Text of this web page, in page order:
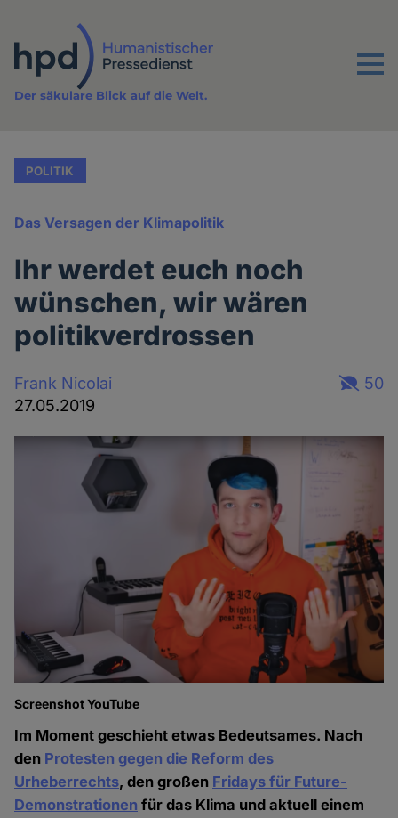
Inhalt
Menu
Der säkulare Blick auf die Welt.
POLITIK
Das Versagen der Klimapolitik
Ihr werdet euch noch
wünschen, wir wären
politikverdrossen
Frank Nicolai
27.05.2019
50
Screenshot YouTube
Im Moment geschieht etwas Bedeutsames. Nach
den Protesten gegen die Reform des
Urheberrechts, den großen Fridays für Future-
Demonstrationen für das Klima und aktuell einem